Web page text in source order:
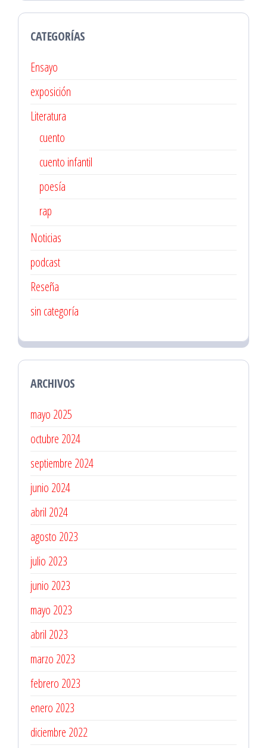
CATEGORÍAS
Ensayo
exposición
Literatura
cuento
cuento infantil
poesía
rap
Noticias
podcast
Reseña
sin categoría
ARCHIVOS
mayo 2025
octubre 2024
septiembre 2024
junio 2024
abril 2024
agosto 2023
julio 2023
junio 2023
mayo 2023
abril 2023
marzo 2023
febrero 2023
enero 2023
diciembre 2022